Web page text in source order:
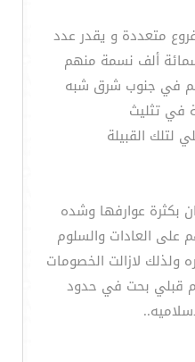
متعددة و يقدر عدد
ألف نسمة منهم
في جنوب شرق شبه
في تثليث
لتلك القبيلة
بكثرة عوارفها وشده
العادات والسلوم
لازالت الخصومات
قبلي بحت في حدود